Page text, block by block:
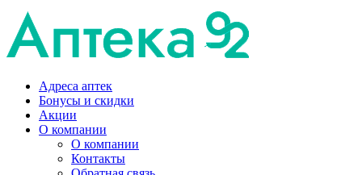
Адреса аптек
Бонусы и скидки
Акции
О компании
О компании
Контакты